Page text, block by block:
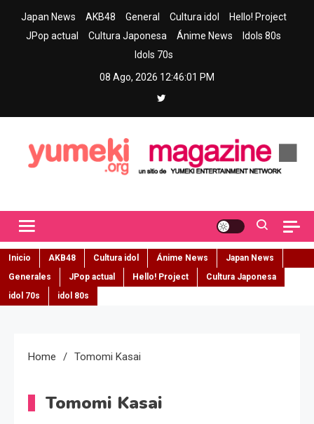
Japan News AKB48 General Cultura idol
Hello! Project
JPop actual
Cultura Japonesa Ánime News
Idols 80s
Idols 70s
08 Ago, 2026 12:46:02 PM
Inicio AKB48 Cultura idol Ánime News
Japan News
Generales
JPop actual Hello! Project
Cultura Japonesa
idol 70s
idol 80s
Home Tomomi Kasai
Tomomi Kasai